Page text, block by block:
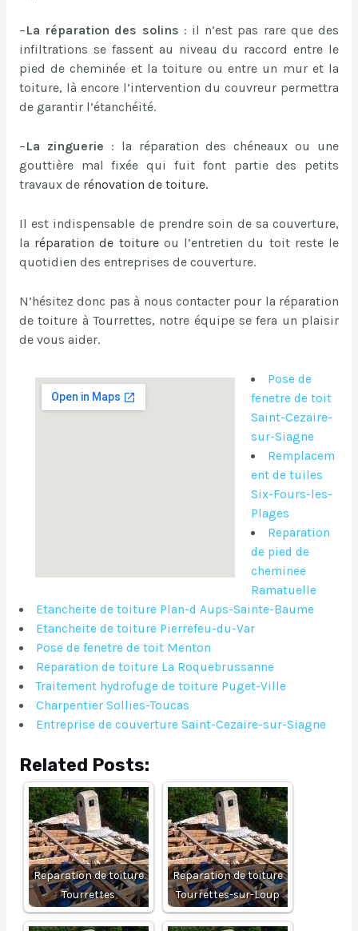
–La réparation des solins : il n’est pas rare que des
infiltrations se fassent au niveau du raccord entre le
pied de cheminée et la toiture ou entre un mur et la
toiture, là encore l’intervention du couvreur permettra
de garantir l’étanchéité.
–La zinguerie : la réparation des chéneaux ou une
gouttière mal fixée qui fuit font partie des petits
travaux de rénovation de toiture.
Il est indispensable de prendre soin de sa couverture,
la réparation de toitureou l’entretien du toit reste le
quotidien des entreprises de couverture.
N’hésitez donc pas à nous contacter pour la réparation
de toiture à Tourrettes, notre équipe se fera un plaisir
de vous aider.
Pose de
fenetre de toit
Saint-Cezaire-
sur-Siagne
Remplacem
ent de tuiles
Six-Fours-les-
Plages
Reparation
de pied de
cheminee
Ramatuelle
Etancheite de toiture Plan-d Aups-Sainte-Baume
Etancheite de toiture Pierrefeu-du-Var
Pose de fenetre de toit Menton
Reparation de toiture La Roquebrussanne
Traitement hydrofuge de toiture Puget-Ville
Charpentier Sollies-Toucas
Entreprise de couverture Saint-Cezaire-sur-Siagne
Related Posts:
Reparation de toiture
Tourrettes
Reparation de toiture
Tourrettes-sur-Loup